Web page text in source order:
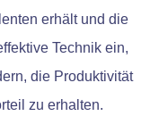
erhält und die
Technik ein,
die Produktivität
zu erhalten.